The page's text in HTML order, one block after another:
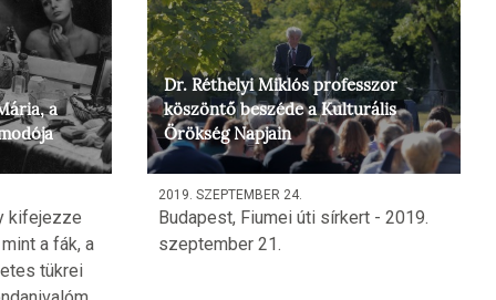
a
kifejezze
a fák, a
tükrei
Dr. Réthelyi Miklós professzor
köszöntő beszéde a Kulturális
Örökség Napjain
2019. SZEPTEMBER 24.
Budapest, Fiumei úti sírkert - 2019.
szeptember 21.